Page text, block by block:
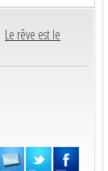
Le rêve est le